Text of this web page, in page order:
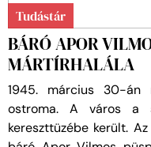
Tudástár
BÁRÓ APOR
MÁRTÍRHALÁLA
1945. március 30-án
ostroma. A város a
kereszttüzébe került.